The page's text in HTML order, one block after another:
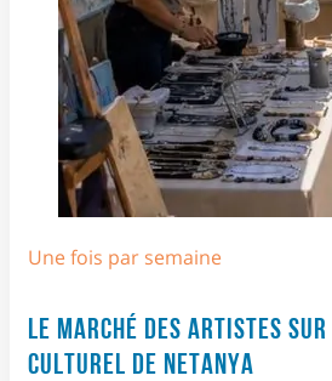
Une fois par semaine
LE MARCHÉ DES ARTISTES
CULTUREL DE NETANYA